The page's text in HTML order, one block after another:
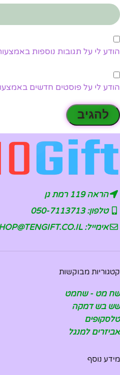
הודע לי על תגובות נוספות
הודע לי על פוסטים חדשים
הראה 119 רמת גן
טלפון: 050-7113713
אימייל: SHOP@TENGIFT.CO.IL
קטגוריות מבוקשות
שח מט - שחמט
שש בש דמקה
טלסקופים
אביזרים למנגל
מידע נוסף